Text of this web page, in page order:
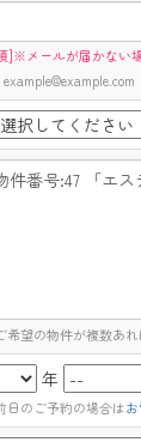
]※メールが届かない
希望の物件が複数あれ
年
日のご予約の場合は